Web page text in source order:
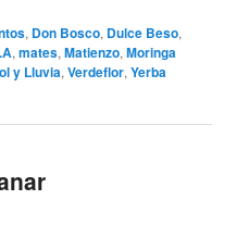
, Don Bosco, Dulce Beso,
,mates,Matienzo,Moringa
y Lluvia,Verdeflor,Yerba